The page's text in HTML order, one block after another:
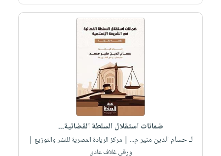
ضمانات استقلال السلطة القضائية...
لـ حسام الدين منير م... | مركز الريادة المصرية للنشر والتوزيع |
ورقي غلاف عادي